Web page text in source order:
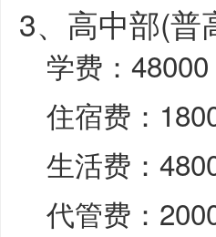
3、高中部(普
学费：
住宿费：
生活费：
代管费：